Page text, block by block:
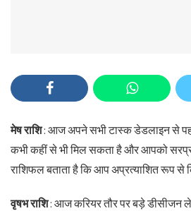
मेष राशि: आज अपने सभी टास्क डेडलाइन से
कभी कहीं से भी मिल सकता है और आपको
राशिफल बताता है कि आप अप्रत्याशित रूप से
वृषभ राशि: आज करियर तौर पर बड़े डीसीजन